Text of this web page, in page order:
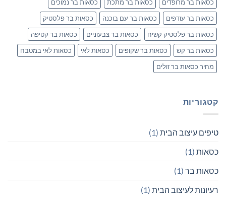
כסאות בר מרופדים
כסאות בר מתכת
כסאות בר נמוכים
כסאות בר עודפים
כסאות בר עם בוכנה
כסאות בר פלסטיק
כסאות בר פלסטיק קשיח
כסאות בר צבעוניים
כסאות בר קטיפה
כסאות בר קש
כסאות בר שקופים כסאות לאי
כסאות לאי במטבח
מחיר כסאות בר זולים
קטגוריות
טיפים עיצוב הבית (1)
כסאות (1)
כסאות בר (1)
רעיונות לעיצוב הבית (1)